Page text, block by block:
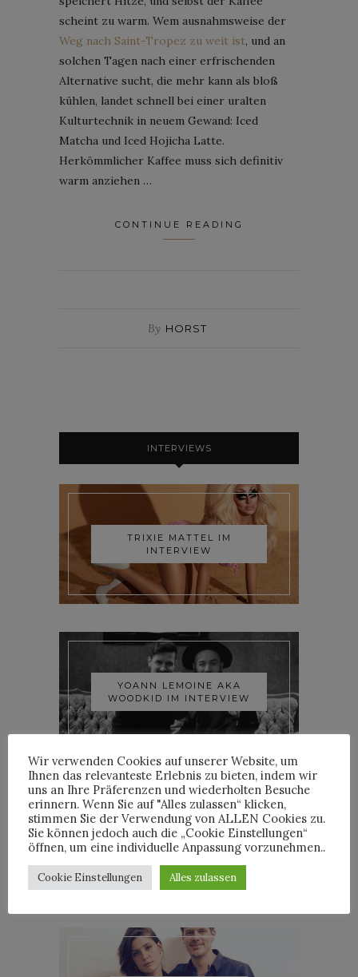
scheint zu warm. Wem ausnahmsweise der
Weg nach Saint-Tropez zu weit ist, und an
solchen Tagen nach einer erfrischenden
Alternative sucht, die mehr kann als bloß
kühlen, landet schnell bei einer uralten
Kulturtechnik in neuem Gewand: Iced
Matcha und Iced Hojicha Latte.
Herkömmlicher Kaffee muss sich definitiv
warm anziehen …
CONTINUE READING
By HORST
INTERVIEWS
TRIXIE MATTEL IM
INTERVIEW
YOANN LEMOINE AKA
WOODKID IM INTERVIEW
ROOSEVELT IM INTERVIEW
Wir verwenden Cookies auf unserer Website, um
Ihnen das relevanteste Erlebnis zu bieten, indem wir
uns an Ihre Präferenzen und wiederholten Besuche
erinnern. Wenn Sie auf "Alles zulassen“ klicken,
stimmen Sie der Verwendung von ALLEN Cookies zu.
Sie können jedoch auch die „Cookie Einstellungen“
öffnen, um eine individuelle Anpassung vorzunehmen..
Cookie Einstellungen Alles zulassen